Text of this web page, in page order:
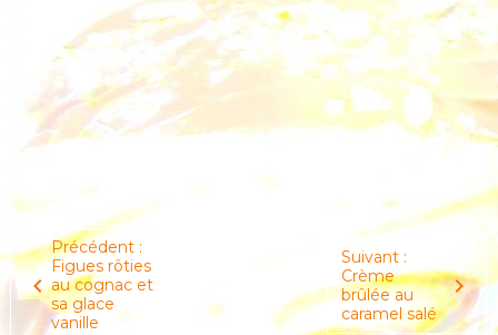
Précédent :
Figues rôties
au cognac et
sa glace
vanille
Suivant :
Crème
brûlée au
caramel salé